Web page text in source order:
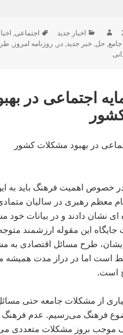
نویسندهدسته‌ها
اخبار جدید برچسب‌ها
اجتماعی ,اخبار
,جامع ,حل ,خبر جدید ,در روزنامه امروز
اجتماعی در
در بهبود مشکلات کشور
خصوص اهمیت فرهنگ باید به
معظم رهبرى در سالیان
نشان دادند و در بیانات خود
جایگاه این مقوله ارزشمند
طرح مسائل اقتصادى به
است اما در دراز مدت همیشه
است.
از مشکلات جامعه حتى
فرهنگ مى‌رسیم. عدم فرهنگ
موجب بروز مشکلات متعددى